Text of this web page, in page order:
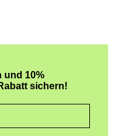
und 10%
sichern!